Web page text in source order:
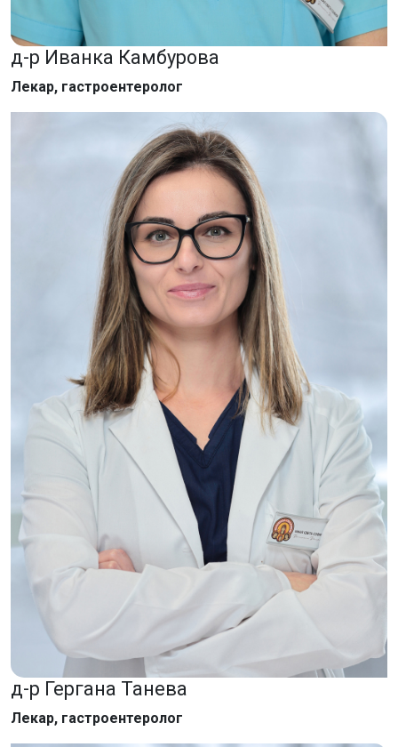
д-р Иванка Камбурова
Лекар, гастроентеролог
д-р Гергана Танева
Лекар, гастроентеролог